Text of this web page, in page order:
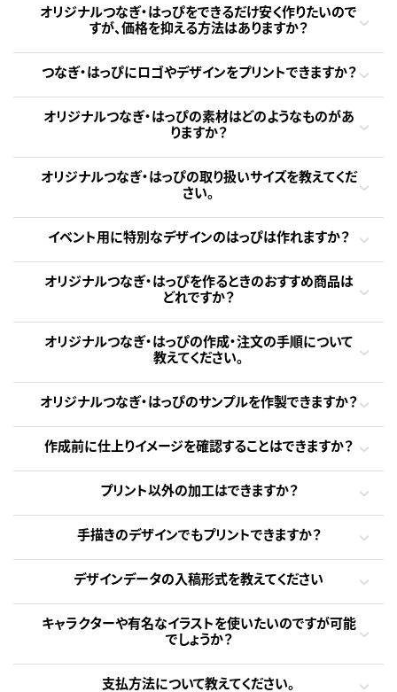
オリジナルつなぎ・はっぴをできるだけ安く作りたいので
すが、価格を抑える方法はありますか？
つなぎ・はっぴにロゴやデザインをプリントできますか？
オリジナルつなぎ・はっぴの素材はどのようなものがあ
りますか？
オリジナルつなぎ・はっぴの取り扱いサイズを教えてくだ
さい。
イベント用に特別なデザインのはっぴは作れますか？
オリジナルつなぎ・はっぴを作るときのおすすめ商品は
どれですか？
オリジナルつなぎ・はっぴの作成・注文の手順について
教えてください。
オリジナルつなぎ・はっぴのサンプルを作製できますか？
作成前に仕上りイメージを確認することはできますか？
プリント以外の加工はできますか？
手描きのデザインでもプリントできますか？
デザインデータの入稿形式を教えてください
キャラクターや有名なイラストを使いたいのですが可能
でしょうか？
支払方法について教えてください。